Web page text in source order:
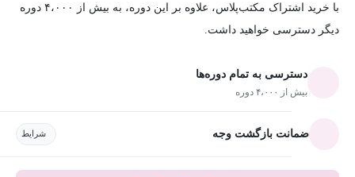
با خرید اشتراک مکتب‌پلاس، علاوه بر این دوره، به بیش از ۴،۰۰۰ دوره
دیگر دسترسی خواهید داشت.
دسترسی به تمام دوره‌ها
بیش از ۴،۰۰۰ دوره
ضمانت بازگشت وجه شرایط